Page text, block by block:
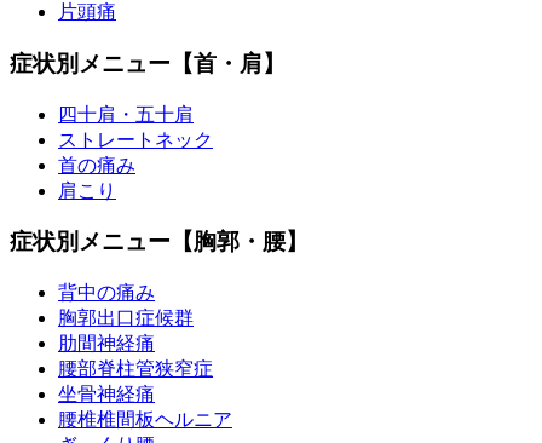
片頭痛
症状別メニュー【首・肩】
四十肩・五十肩
ストレートネック
首の痛み
肩こり
症状別メニュー【胸郭・腰】
背中の痛み
胸郭出口症候群
肋間神経痛
腰部脊柱管狭窄症
坐骨神経痛
腰椎椎間板ヘルニア